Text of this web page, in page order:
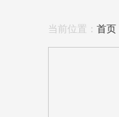
当前位置： 首页